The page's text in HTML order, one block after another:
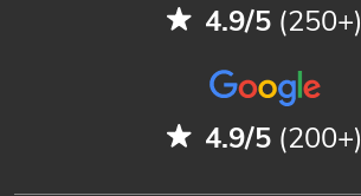
4.9/5 (250+)
4.9/5 (200+)